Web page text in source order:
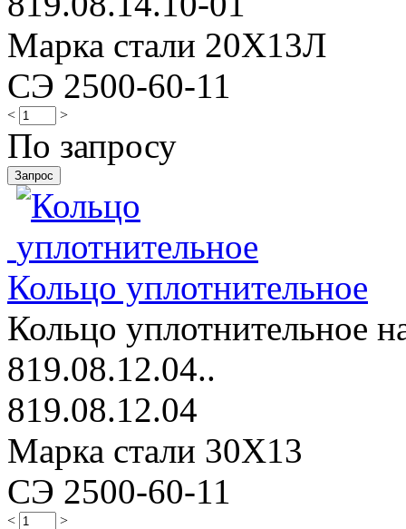
Марка стали 20Х13Л
СЭ 2500-60-11
< >
По запросу
Кольцо уплотнительное
Кольцо уплотнительное
819.08.12.04..
819.08.12.04
Марка стали 30Х13
СЭ 2500-60-11
< >